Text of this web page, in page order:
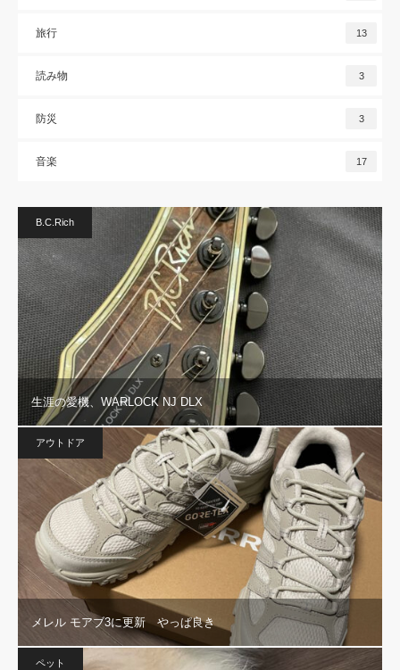
旅行 13
読み物 3
防災 3
音楽 17
B.C.Rich
生涯の愛機、WARLOCK NJ DLX
アウトドア
メレル モアブ3に更新 やっぱ良き
ペット